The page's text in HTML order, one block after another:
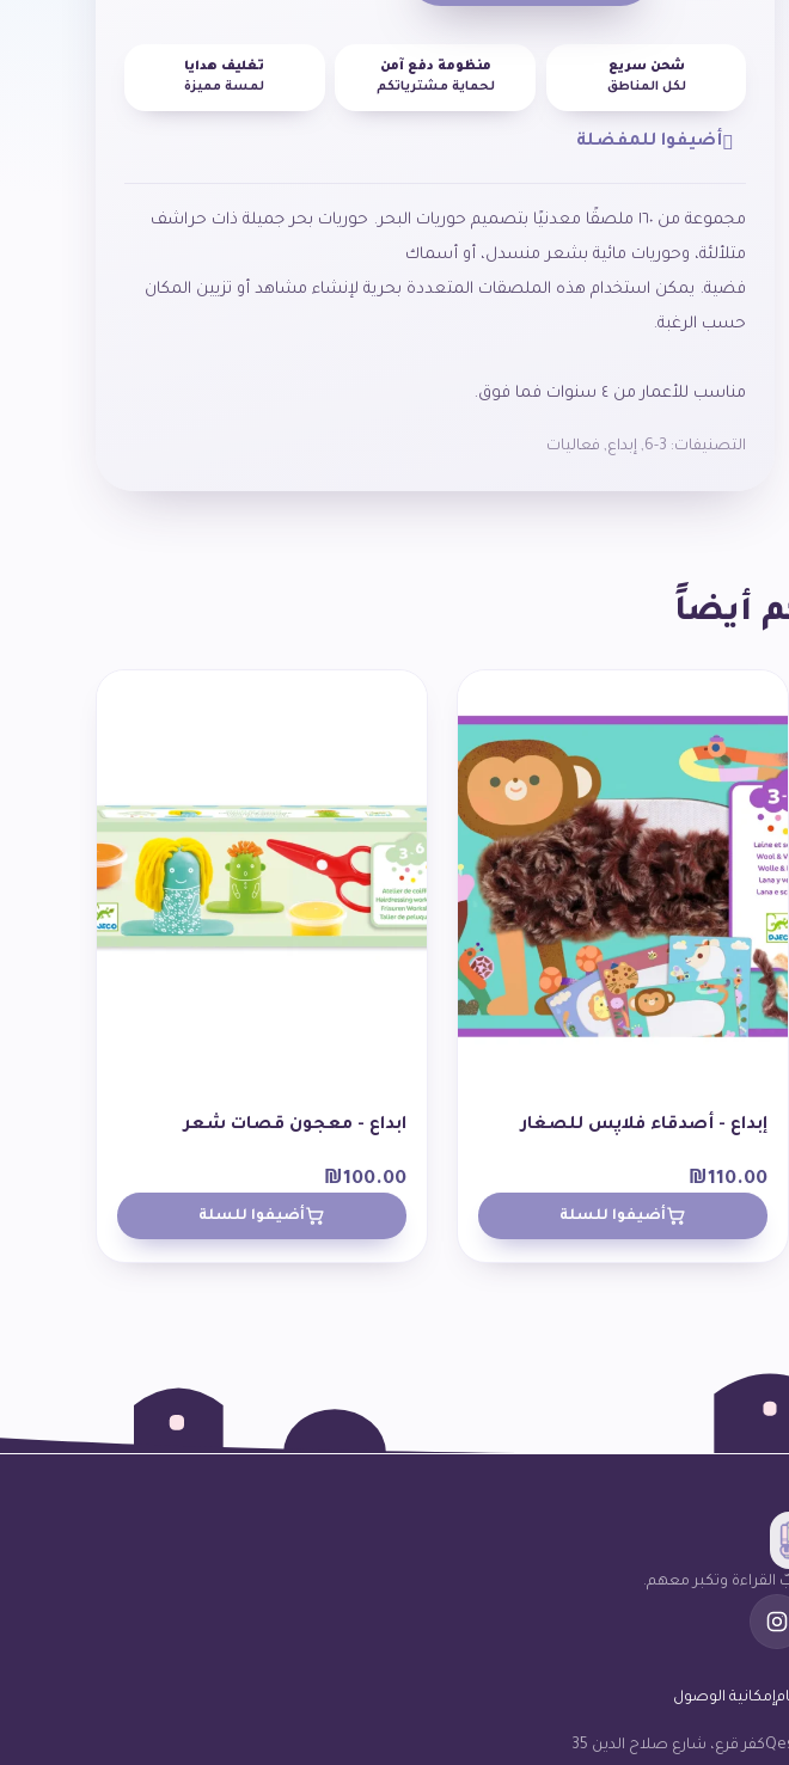
شحن سريع
لكل المناطق
منظومة دفع آمن
لحماية مشترياتكم
تغليف هدايا
لمسة مميزة
أضيفوا للمفضلة
مجموعة من ١٦٠ ملصقًا معدنيًا بتصميم حوريات البحر. حوريات بحر جميلة ذات حراشف
فضية. يمكن استخدام هذه الملصقات المتعددة بحرية لإنشاء مشاهد أو تزيين المكان
مناسب للأعمار من ٤ سنوات فما فوق.
التصنيفات: 3-6
, إبداع, فعاليات
أيضاً
إبداع - أصدقاء فلاپس للصغار
₪110.00
أضيفوا للسلة
ابداع - معجون قصات شعر
₪100.00
أضيفوا للسلة
القراءة وتكبر معهم.
إمكانية الوصول
كفر قرع، شارع صلاح الدين 35